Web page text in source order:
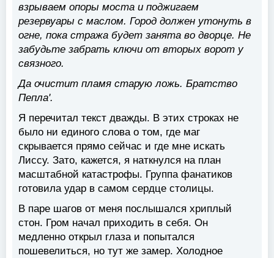
взрываем опоры моста и поджигаем
резервуары с маслом. Город должен утонуть в
огне, пока стража будет занята во дворце. Не
забудьте забрать ключи от вторых ворот у
связного.
Да очистит пламя старую ложь. Братство
Пепла'.
Я перечитал текст дважды. В этих строках не
было ни единого слова о том, где маг
скрывается прямо сейчас и где мне искать
Лиссу. Зато, кажется, я наткнулся на план
масштабной катастрофы. Группа фанатиков
готовила удар в самом сердце столицы.
В паре шагов от меня послышался хриплый
стон. Гром начал приходить в себя. Он
медленно открыл глаза и попытался
пошевелиться, но тут же замер. Холодное